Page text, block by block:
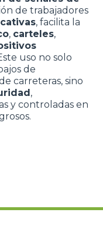
de trabajadores
, facilita la
, carteles,
uso no solo
de
carreteras, sino
,
y controladas en